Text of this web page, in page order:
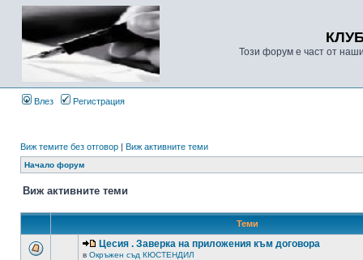
Този форум е част от
Влез Регистрация
Виж темите без отговор | Виж активните теми
Начало форум
Виж активните теми
Теми
Цесия . Заверка на приложения към договора
в Окръжен съд КЮСТЕНДИЛ